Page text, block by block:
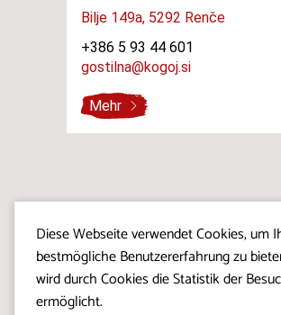
Bilje 149a, 5292 Renče
+386 5 93 44 601
gostilna@kogoj.si
Mehr
Diese Webseite verwendet Cookies, um
bestmögliche Benutzererfahrung zu
wird durch Cookies die Statistik der
ermöglicht.